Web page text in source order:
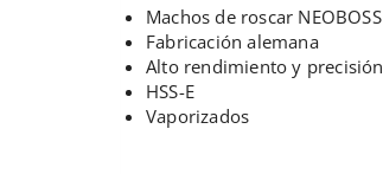
Machos de roscar NEOBOSS
Fabricación alemana
Alto rendimiento y precisión
HSS-E
Vaporizados